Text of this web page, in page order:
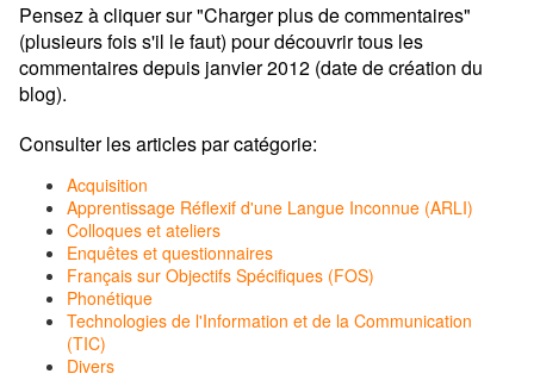
Pensez à cliquer sur "Charger plus de commentaires"
(plusieurs fois s'il le faut) pour découvrir tous les
commentaires depuis janvier 2012 (date de création du
blog).
Consulter les articles par catégorie:
Acquisition
Apprentissage Réflexif d'une Langue Inconnue (ARLI)
Colloques et ateliers
Enquêtes et questionnaires
Français sur Objectifs Spécifiques (FOS)
Phonétique
Technologies de l'Information et de la Communication
(TIC)
Divers